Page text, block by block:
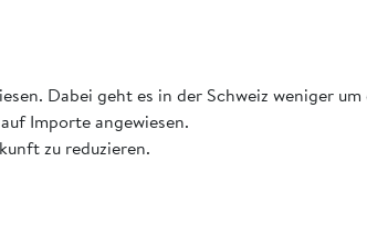
Dabei geht es in der Schweiz weniger
Importe angewiesen.
zu reduzieren.